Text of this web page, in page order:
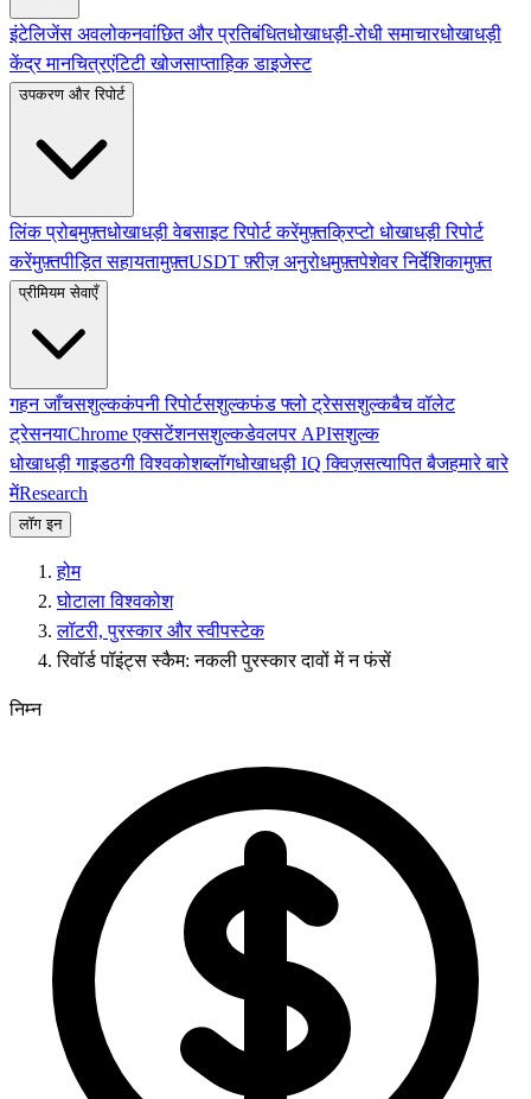
इंटेलिजेंस अवलोकनवांछित और प्रतिबंधितधोखाधड़ी-रोधी समाचारधोखाधड़ी
केंद्र मानचित्रएंटिटी खोजसाप्ताहिक डाइजेस्ट
उपकरण और रिपोर्ट
लिंक प्रोबमुफ़्तधोखाधड़ी वेबसाइट रिपोर्ट करेंमुफ़्तक्रिप्टो धोखाधड़ी रिपोर्ट
करेंमुफ़्तपीड़ित सहायतामुफ़्तUSDT फ़्रीज़ अनुरोधमुफ़्तपेशेवर निर्देशिकामुफ़्त
प्रीमियम सेवाएँ
गहन जाँचसशुल्ककंपनी रिपोर्टसशुल्कफंड फ्लो ट्रेससशुल्कबैच वॉलेट
ट्रेसनयाChrome एक्सटेंशनसशुल्कडेवलपर APIसशुल्क
धोखाधड़ी गाइडठगी विश्वकोशब्लॉगधोखाधड़ी IQ क्विज़सत्यापित बैजहमारे बारे
मेंResearch
लॉग इन
होम
घोटाला विश्वकोश
लॉटरी, पुरस्कार और स्वीपस्टेक
रिवॉर्ड पॉइंट्स स्कैम: नकली पुरस्कार दावों में न फंसें
निम्न